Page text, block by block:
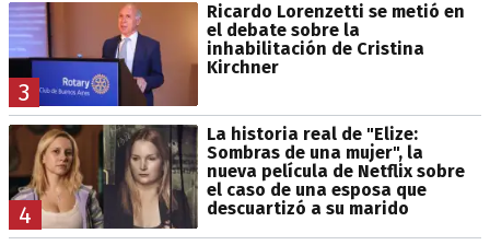
3
Ricardo Lorenzetti se metió en
el debate sobre la
inhabilitación de Cristina
Kirchner
4
La historia real de "Elize:
Sombras de una mujer", la
nueva película de Netflix sobre
el caso de una esposa que
descuartizó a su marido